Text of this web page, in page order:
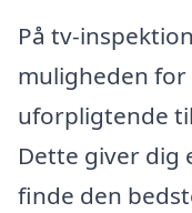
På tv-
muligheden
uforpligtende
Dette giver dig
finde den